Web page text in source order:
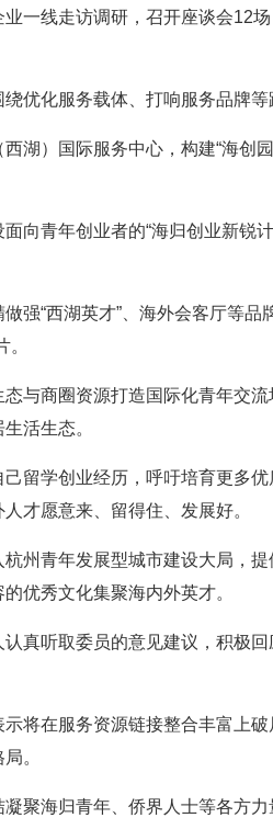
一线走访调研，召开座谈会12
优化服务载体、打响服务品牌等
湖）国际服务中心，构建“海创
向青年创业者的“海归创业新锐计
强“西湖英才”、海外会客厅等
与商圈资源打造国际化青年交
活生态。
留学创业经历，呼吁培育更多
才愿意来、留得住、发展好。
州青年发展型城市建设大局，
优秀文化集聚海内外英才。
真听取委员的意见建议，积极
将在服务资源链接整合丰富上破
。
聚海归青年、侨界人士等各方